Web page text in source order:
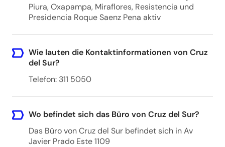
Piura, Oxapampa, Miraflores, Resistencia und
Presidencia Roque Saenz Pena aktiv
Wie lauten die Kontaktinformationen von Cruz
del Sur?
Telefon: 311 5050
Wo befindet sich das Büro von Cruz del Sur?
Das Büro von Cruz del Sur befindet sich in Av
Javier Prado Este 1109